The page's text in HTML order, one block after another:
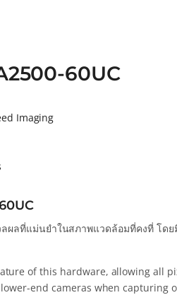
60UC
Imaging
ลที่แม่นยำในสภาพแวดล้อมที่คงที่ โด
of this hardware, allowing all
end cameras when capturing